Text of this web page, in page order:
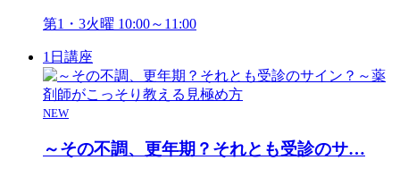
第1・3火曜 10:00～11:00
1日講座
NEW
～その不調、更年期？それとも受診のサ…